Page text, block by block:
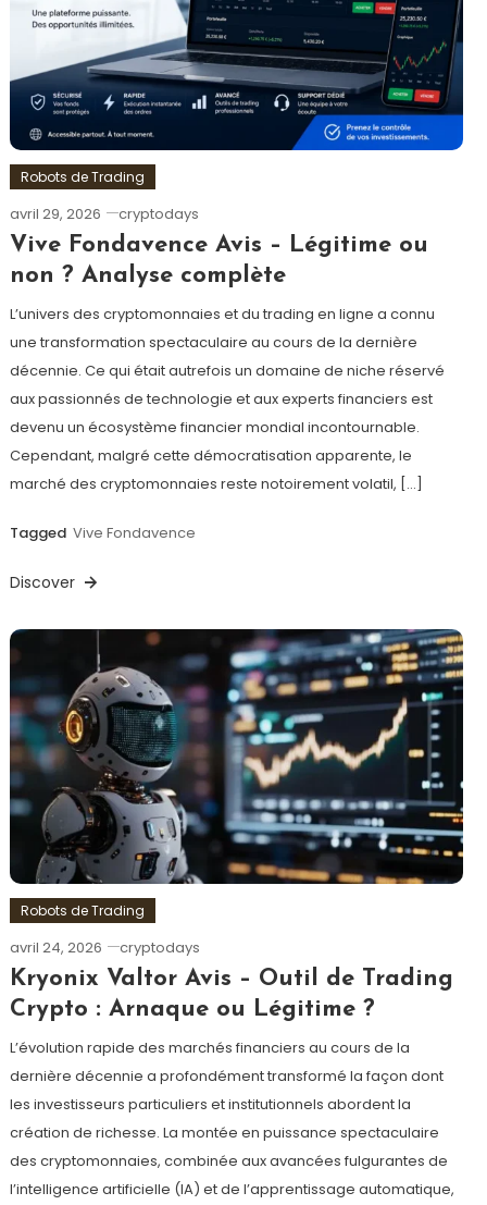
Robots de Trading
avril 29, 2026 cryptodays
Vive Fondavence Avis – Légitime ou
non ? Analyse complète
L’univers des cryptomonnaies et du trading en ligne a connu
une transformation spectaculaire au cours de la dernière
décennie. Ce qui était autrefois un domaine de niche réservé
aux passionnés de technologie et aux experts financiers est
devenu un écosystème financier mondial incontournable.
Cependant, malgré cette démocratisation apparente, le
marché des cryptomonnaies reste notoirement volatil, […]
Tagged Vive Fondavence
Discover
Robots de Trading
avril 24, 2026 cryptodays
Kryonix Valtor Avis – Outil de Trading
Crypto : Arnaque ou Légitime ?
L’évolution rapide des marchés financiers au cours de la
dernière décennie a profondément transformé la façon dont
les investisseurs particuliers et institutionnels abordent la
création de richesse. La montée en puissance spectaculaire
des cryptomonnaies, combinée aux avancées fulgurantes de
l’intelligence artificielle (IA) et de l’apprentissage automatique,